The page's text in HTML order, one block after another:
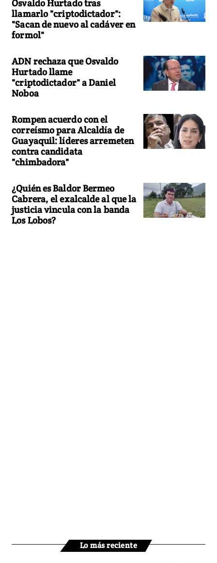
Osvaldo Hurtado tras
llamarlo "criptodictador":
"Sacan de nuevo al cadáver en
formol"
ADN rechaza que Osvaldo
Hurtado llame
"criptodictador" a Daniel
Noboa
Rompen acuerdo con el
correísmo para Alcaldía de
Guayaquil: líderes arremeten
contra candidata
"chimbadora"
¿Quién es Baldor Bermeo
Cabrera, el exalcalde al que la
justicia vincula con la banda
Los Lobos?
Lo más reciente